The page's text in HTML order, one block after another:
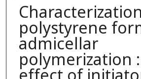
polystyrene
admicellar
polymerization